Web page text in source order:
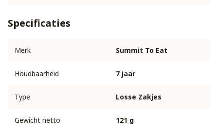
Specificaties
Merk Summit To Eat
Houdbaarheid 7 jaar
Type Losse Zakjes
Gewicht netto 121 g